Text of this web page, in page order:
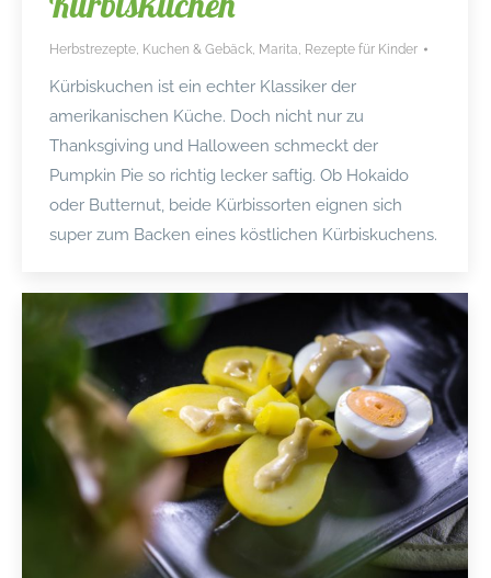
Herbstrezepte Kuchen & Gebäck Marita Rezepte für Kinder
Kürbiskuchen ist ein echter Klassiker der
amerikanischen Küche. Doch nicht nur zu
Thanksgiving und Halloween schmeckt der
Pumpkin Pie so richtig lecker saftig. Ob Hokaido
oder Butternut, beide Kürbissorten eignen sich
super zum Backen eines köstlichen Kürbiskuchens.